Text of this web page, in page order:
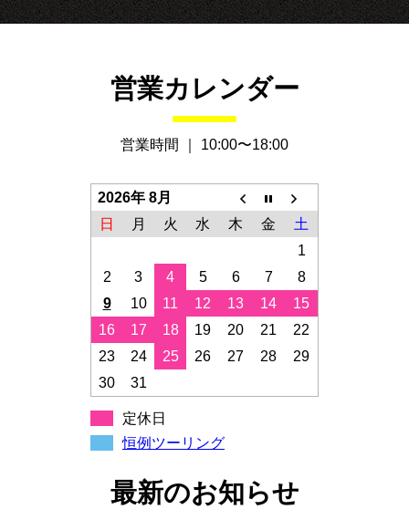
営業カレンダー
営業時間 ｜ 10:00〜18:00
2026年 8月
日
月 火 水 木 金
土
1
2
3 4 5 6 7
8
9
10 11 12 13 14
15
16
17 18 19 20 21
22
23
24 25 26 27 28
29
30
31
定休日
恒例ツーリング
最新のお知らせ